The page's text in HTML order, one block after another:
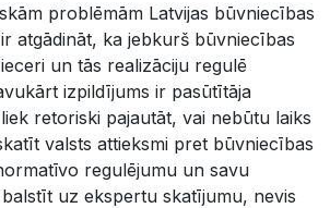
problēmām Latvijas būvniecības
atgādināt, ka jebkurš būvniecības
un tās realizāciju regulē
izpildījums ir pasūtītāja
retoriski pajautāt, vai nebūtu laiks
valsts attieksmi pret būvniecības
regulējumu un savu
uz ekspertu skatījumu, nevis